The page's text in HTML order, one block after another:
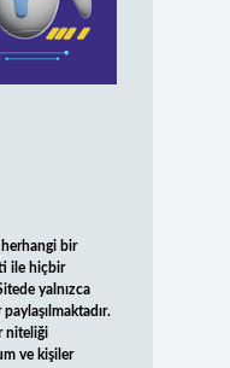
bir
ile hiçbir
yalnızca
paylaşılmaktadır.
niteliği
ve kişiler